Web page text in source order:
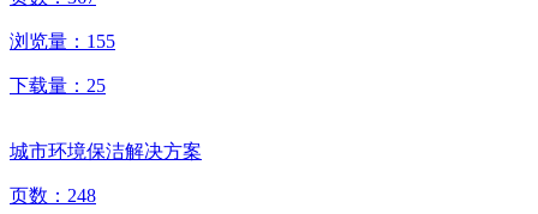
浏览量： 155
下载量： 25
城市环境保洁解决方案
页数： 248